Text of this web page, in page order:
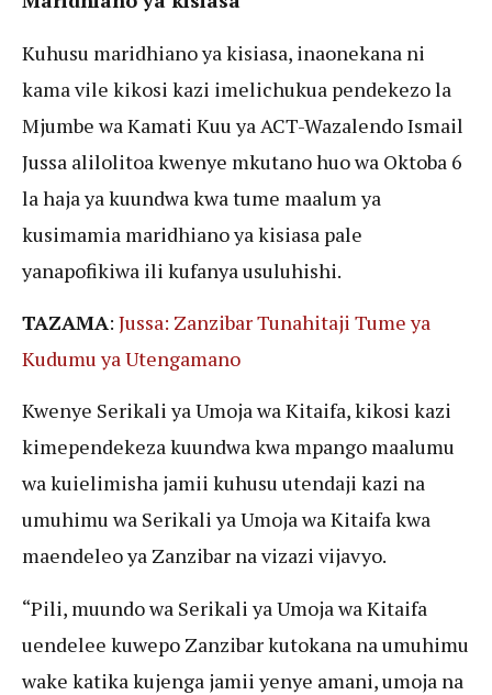
Kuhusu maridhiano ya kisiasa, inaonekana ni
kama vile kikosi kazi imelichukua pendekezo la
Mjumbe wa Kamati Kuu ya ACT-Wazalendo Ismail
Jussa alilolitoa kwenye mkutano huo wa Oktoba 6
la haja ya kuundwa kwa tume maalum ya
kusimamia maridhiano ya kisiasa pale
yanapofikiwa ili kufanya usuluhishi.
TAZAMA: Jussa: Zanzibar Tunahitaji Tume ya
Kudumu ya Utengamano
Kwenye Serikali ya Umoja wa Kitaifa, kikosi kazi
kimependekeza kuundwa kwa mpango maalumu
wa kuielimisha jamii kuhusu utendaji kazi na
umuhimu wa Serikali ya Umoja wa Kitaifa kwa
maendeleo ya Zanzibar na vizazi vijavyo.
“Pili, muundo wa Serikali ya Umoja wa Kitaifa
uendelee kuwepo Zanzibar kutokana na umuhimu
wake katika kujenga jamii yenye amani, umoja na